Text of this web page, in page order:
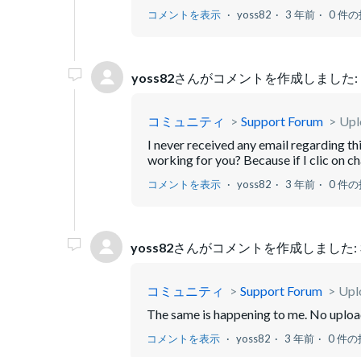
コメントを表示 yoss82 3 年前 0 件の
yoss82さんがコメントを作成しました:
コミュニティ Support Forum
I never received any email regarding
working for you? Because if I clic on
コメントを表示 yoss82 3 年前 0 件の
yoss82さんがコメントを作成しました:
コミュニティ Support Forum
The same is happening to me. No
コメントを表示 yoss82 3 年前 0 件の